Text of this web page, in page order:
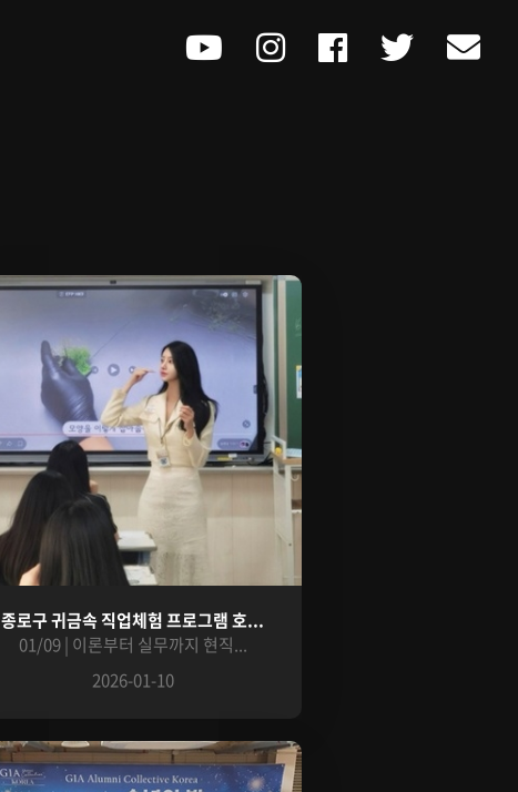
종로구 귀금속 직업체험 프로그램 호...
01/09 | 이론부터 실무까지 현직...
2026-01-10